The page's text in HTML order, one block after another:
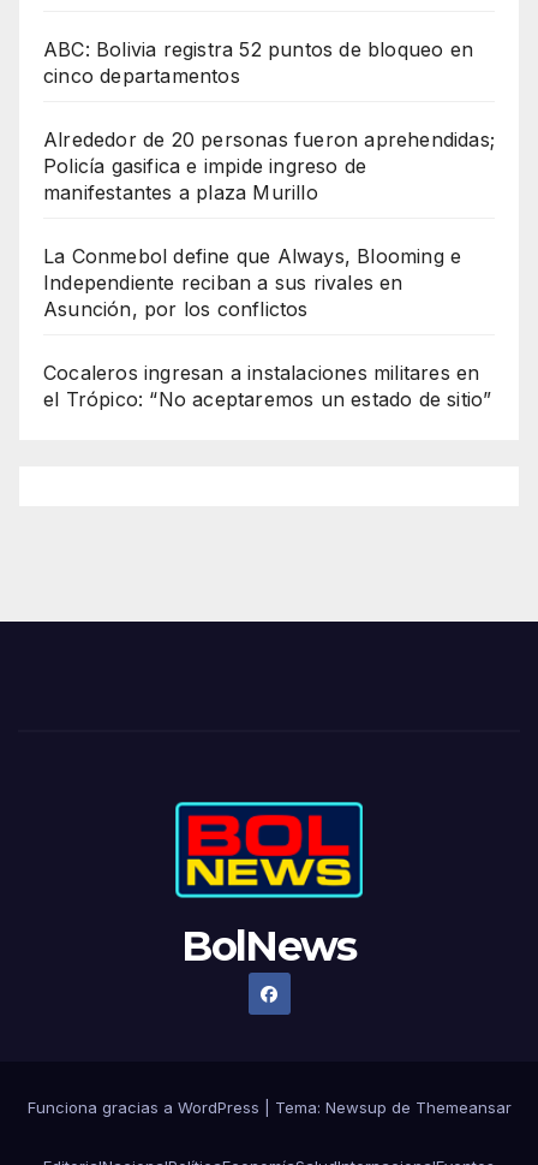
ABC: Bolivia registra 52 puntos de bloqueo en
cinco departamentos
Alrededor de 20 personas fueron aprehendidas;
Policía gasifica e impide ingreso de
manifestantes a plaza Murillo
La Conmebol define que Always, Blooming e
Independiente reciban a sus rivales en
Asunción, por los conflictos
Cocaleros ingresan a instalaciones militares en
el Trópico: “No aceptaremos un estado de sitio”
BolNews
Funciona gracias a WordPress Tema: Newsup de Themeansar